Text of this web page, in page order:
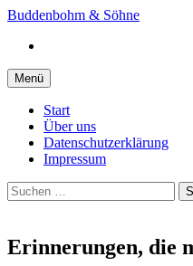
Springe
Inhalt
Buddenbohm & Söhne
Menü
Start
Über uns
Datenschutzerklärung
Impressum
Suchen
nach:
Erinnerungen, die